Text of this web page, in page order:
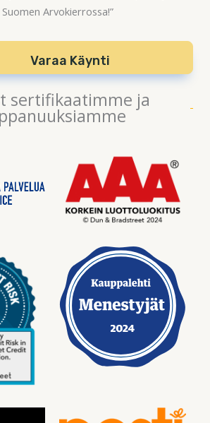
Arvokierrossa!”
Varaa Käynti
sertifikaatimme ja